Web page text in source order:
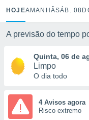
fornecidas
a este
e
digital
HOJEAMANHÃSÁB. 08
A previsão do tempo
Quinta, 06 de
Limpo
O dia todo
4 Avisos agora
Risco extremo